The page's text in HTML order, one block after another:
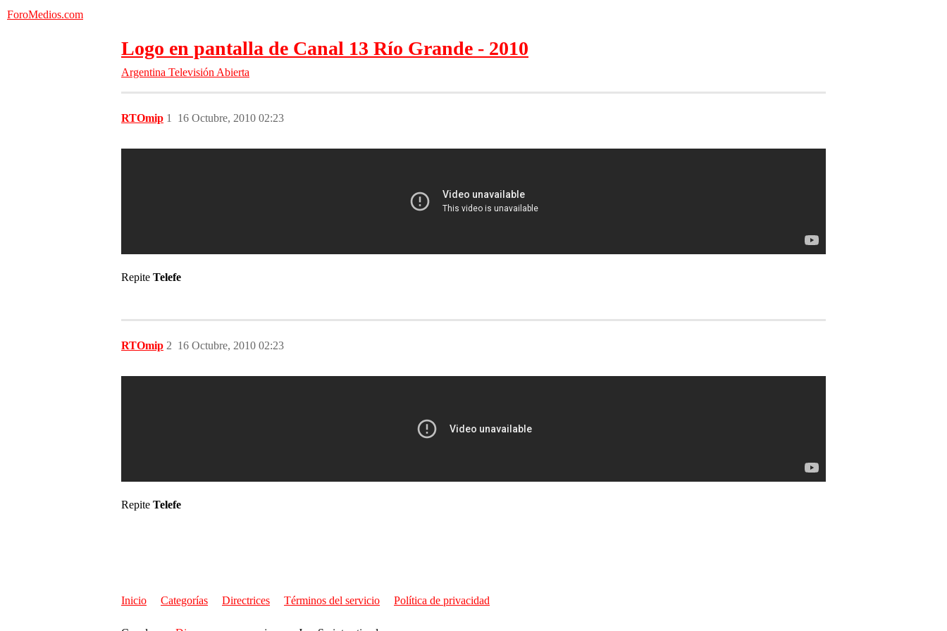
ForoMedios.com
Logo en pantalla de Canal 13 Río Grande - 2010
Argentina Televisión Abierta
RTOmip 16 Octubre, 2010 02:23
1
Repite Telefe
RTOmip 16 Octubre, 2010 02:23
2
Repite Telefe
Inicio Categorías Directrices Términos del servicio Política de privacidad